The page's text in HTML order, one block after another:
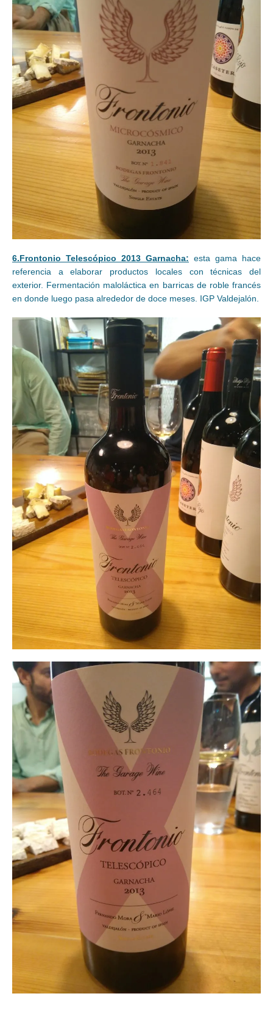
6.Frontonio Telescópico 2013 Garnacha: esta gama hace
referencia a elaborar productos locales con técnicas del
exterior. Fermentación maloláctica en barricas de roble francés
en donde luego pasa alrededor de doce meses. IGP Valdejalón.